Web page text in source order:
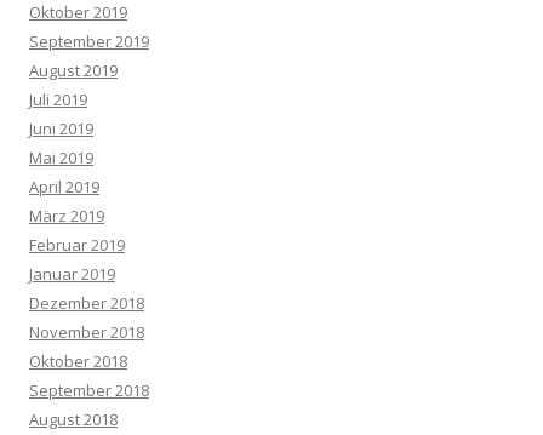
Oktober 2019
September 2019
August 2019
Juli 2019
Juni 2019
Mai 2019
April 2019
März 2019
Februar 2019
Januar 2019
Dezember 2018
November 2018
Oktober 2018
September 2018
August 2018